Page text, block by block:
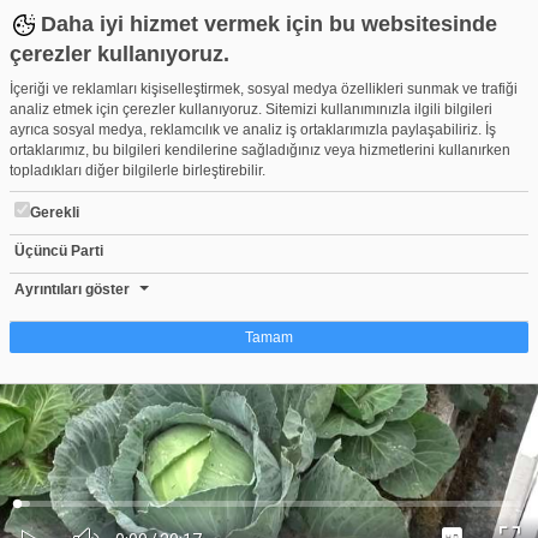
Daha iyi hizmet vermek için bu websitesinde
çerezler kullanıyoruz.
İçeriği ve reklamları kişiselleştirmek, sosyal medya özellikleri sunmak ve trafiği
analiz etmek için çerezler kullanıyoruz. Sitemizi kullanımınızla ilgili bilgileri
ayrıca sosyal medya, reklamcılık ve analiz iş ortaklarımızla paylaşabiliriz. İş
ortaklarımız, bu bilgileri kendilerine sağladığınız veya hizmetlerini kullanırken
topladıkları diğer bilgilerle birleştirebilir.
Gerekli
Üçüncü Parti
Ayrıntıları göster
Tamam
Çerez nedir?
Çerezler, web-sitelerinin, kullanıcıların deneyimlerini daha verimli hale getirmek
amacıyla kullandığı küçük metin dosyalarıdır. Yasalara göre, bu sitenin
işletilmesi için kesinlikle gerekli olan çerezleri cihazınıza yerleştirebiliyoruz.
Diğer çerez türleri için sizden izin almamız gerekiyor. Bu site farklı çerez türleri
kullanmaktadır. Bazı çerezler, sayfalarımızda yer alan üçüncü şahıs hizmetleri
tarafından yerleştirilir. İzniniz şu alanlar için geçerlidir: web.tv
Ses
Yüklendi:
0%
Yükleniyor:
0%
HongKong Flower Show 2014